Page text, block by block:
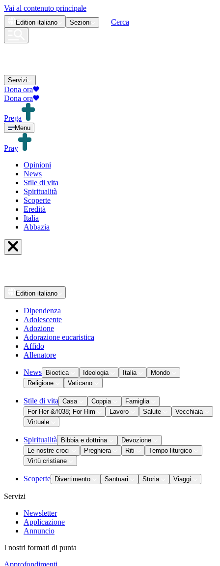
Vai al contenuto principale
Edition italiano Sezioni Cerca
Servizi
Dona ora
Dona ora
Prega
Menu
Pray
Opinioni
News
Stile di vita
Spiritualità
Scoperte
Eredità
Italia
Abbazia
Edition italiano
Dipendenza
Adolescente
Adozione
Adorazione eucaristica
Affido
Allenatore
News Bioetica Ideologia Italia
Mondo
Religione
Vaticano
Stile di vita Casa Coppia
Famiglia
For Her &#038; For Him
Lavoro Salute
Vecchiaia
Virtuale
Spiritualità Bibbia e dottrina
Devozione
Le nostre croci
Preghiera Riti
Tempo liturgico
Virtù cristiane
Scoperte Divertimento Santuari Storia Viaggi
Servizi
Newsletter
Applicazione
Annuncio
I nostri formati di punta
Approfondimenti